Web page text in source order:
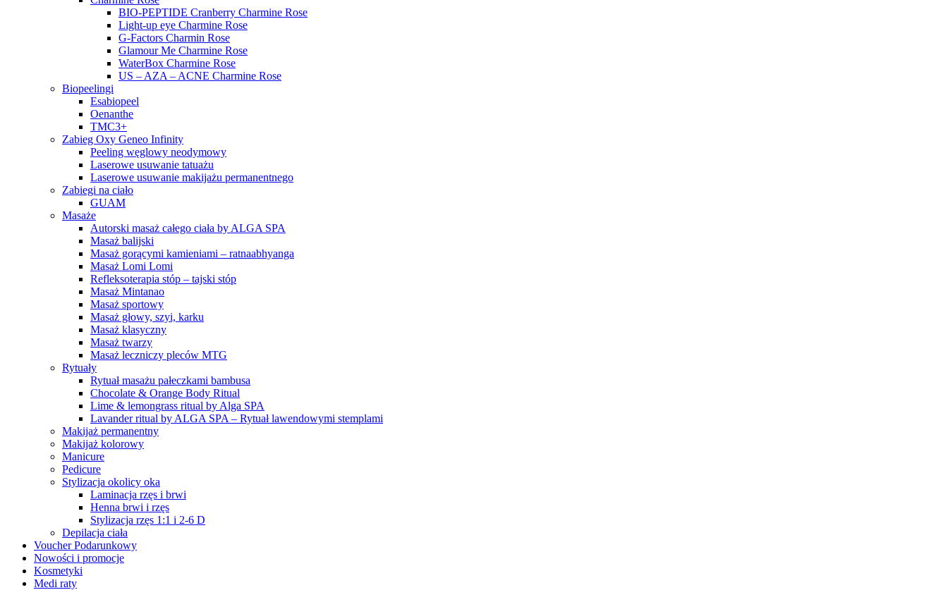
BIO-PEPTIDE Cranberry Charmine Rose
Light-up eye Charmine Rose
G-Factors Charmin Rose
Glamour Me Charmine Rose
WaterBox Charmine Rose
US – AZA – ACNE Charmine Rose
Biopeelingi
Esabiopeel
Oenanthe
TMC3+
Zabieg Oxy Geneo Infinity
Peeling węglowy neodymowy
Laserowe usuwanie tatuażu
Laserowe usuwanie makijażu permanentnego
Zabiegi na ciało
GUAM
Masaże
Autorski masaż całego ciała by ALGA SPA
Masaż balijski
Masaż gorącymi kamieniami – ratnaabhyanga
Masaż Lomi Lomi
Refleksoterapia stóp – tajski stóp
Masaż Mintanao
Masaż sportowy
Masaż głowy, szyi, karku
Masaż klasyczny
Masaż twarzy
Masaż leczniczy pleców MTG
Rytuały
Rytuał masażu pałeczkami bambusa
Chocolate & Orange Body Ritual
Lime & lemongrass ritual by Alga SPA
Lavander ritual by ALGA SPA – Rytuał lawendowymi stemplami
Makijaż permanentny
Makijaż kolorowy
Manicure
Pedicure
Stylizacja okolicy oka
Laminacja rzęs i brwi
Henna brwi i rzęs
Stylizacja rzęs 1:1 i 2-6 D
Depilacja ciała
Voucher Podarunkowy
Nowości i promocje
Kosmetyki
Medi raty